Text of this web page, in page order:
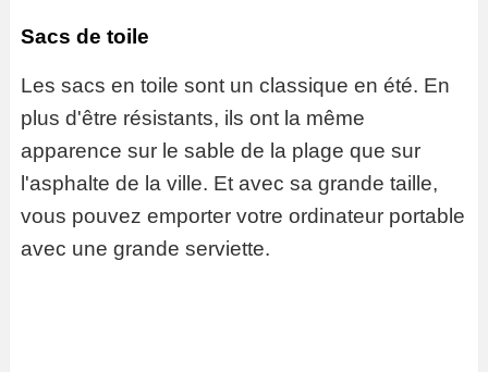
Sacs de toile
Les sacs en toile sont un classique en été. En
plus d'être résistants, ils ont la même
apparence sur le sable de la plage que sur
l'asphalte de la ville. Et avec sa grande taille,
vous pouvez emporter votre ordinateur portable
avec une grande serviette.